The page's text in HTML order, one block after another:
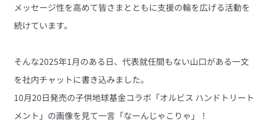
メッセージ性を高めて皆さまとともに支援の輪を広げる活動を
続けています。
そんな2025年1月のある日、代表就任間もない山口がある一文
を社内チャットに書き込みました。
10月20日発売の子供地球基金コラボ「オルビス ハンドトリート
メント」の画像を見て一言「なーんじゃこりゃ」！